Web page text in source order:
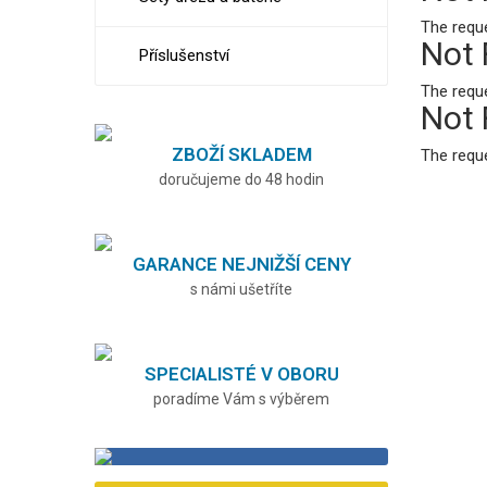
The
Not
The
Not
The
Příslušenství
ZBOŽÍ SKLADEM
doručujeme do 48 hodin
GARANCE NEJNIŽŠÍ CENY
s námi ušetříte
SPECIALISTÉ V OBORU
poradíme Vám s výběrem